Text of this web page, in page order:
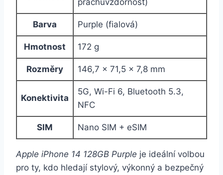
Barva Purple (fialová)
Hmotnost 172 g
Rozměry 146,7 × 71,5 × 7,8 mm
Konektivita
5G, Wi-Fi 6, Bluetooth 5.3,
NFC
SIM Nano SIM + eSIM
Apple iPhone 14 128GB Purple je ideální volbou
pro ty, kdo hledají stylový, výkonný a bezpečný